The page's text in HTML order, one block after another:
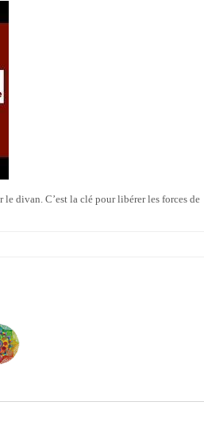
divan. C’est la clé pour libérer les forces de